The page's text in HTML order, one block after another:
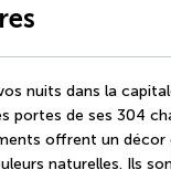
nuits dans la
portes de ses 304
offrent un décor
naturelles. Ils